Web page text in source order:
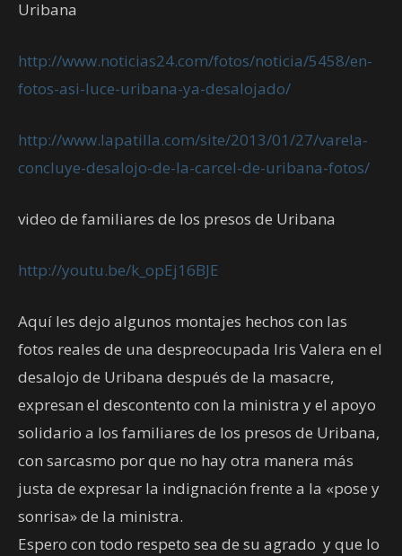
Uribana
http://www.noticias24.com/fotos/noticia/5458/en-
fotos-asi-luce-uribana-ya-desalojado/
http://www.lapatilla.com/site/2013/01/27/varela-
concluye-desalojo-de-la-carcel-de-uribana-fotos/
video de familiares de los presos de Uribana
http://youtu.be/k_opEj16BJE
Aquí les dejo algunos montajes hechos con las
fotos reales de una despreocupada Iris Valera en el
desalojo de Uribana después de la masacre,
expresan el descontento con la ministra y el apoyo
solidario a los familiares de los presos de Uribana,
con sarcasmo por que no hay otra manera más
justa de expresar la indignación frente a la «pose y
sonrisa» de la ministra.
Espero con todo respeto sea de su agrado y que lo